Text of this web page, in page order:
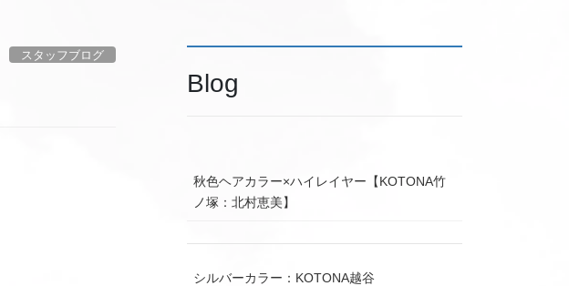
スタッフブログ
Blog
秋色ヘアカラー×ハイレイヤー【KOTONA竹
ノ塚：北村恵美】
シルバーカラー：KOTONA越谷